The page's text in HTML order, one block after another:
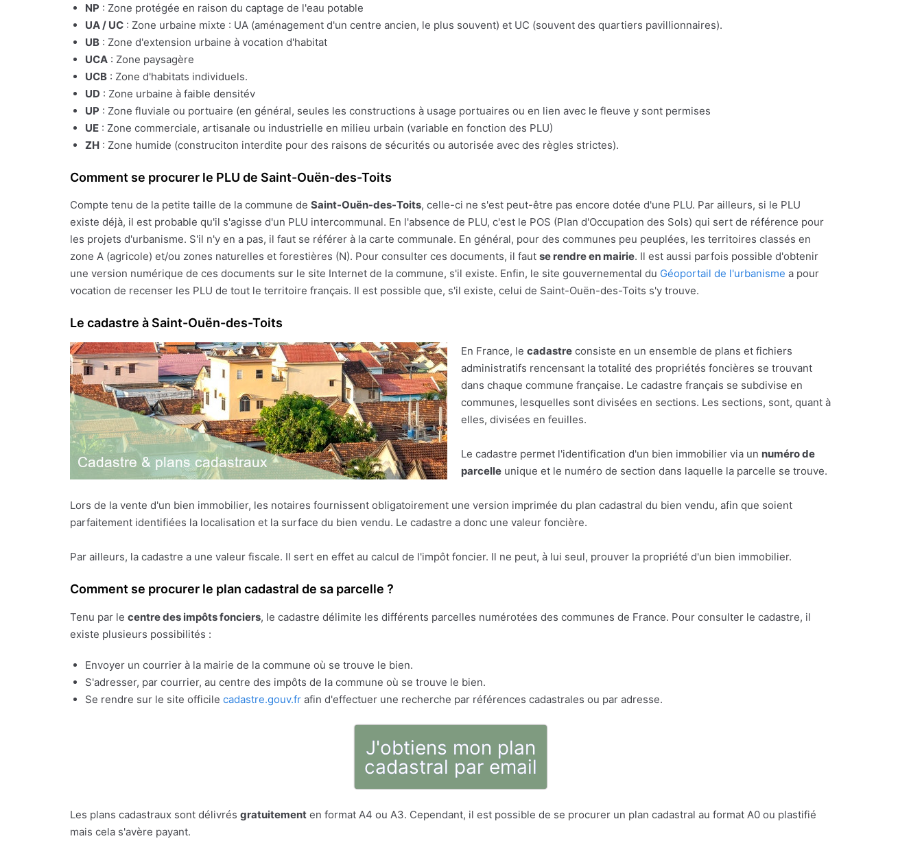
NP : Zone protégée en raison du captage de l'eau potable
UA / UC : Zone urbaine mixte : UA (aménagement d'un centre ancien, le plus souvent) et UC (souvent des quartiers pavillionnaires).
UB : Zone d'extension urbaine à vocation d'habitat
UCA : Zone paysagère
UCB : Zone d'habitats individuels.
UD : Zone urbaine à faible densitév
UP : Zone fluviale ou portuaire (en général, seules les constructions à usage portuaires ou en lien avec le fleuve y sont permises
UE : Zone commerciale, artisanale ou industrielle en milieu urbain (variable en fonction des PLU)
ZH : Zone humide (construciton interdite pour des raisons de sécurités ou autorisée avec des règles strictes).
Comment se procurer le PLU de Saint-Ouën-des-Toits
Compte tenu de la petite taille de la commune de Saint-Ouën-des-Toits, celle-ci ne s'est peut-être pas encore dotée d'une PLU. Par ailleurs, si le PLU
existe déjà, il est probable qu'il s'agisse d'un PLU intercommunal. En l'absence de PLU, c'est le POS (Plan d'Occupation des Sols) qui sert de référence pour
les projets d'urbanisme. S'il n'y en a pas, il faut se référer à la carte communale. En général, pour des communes peu peuplées, les territoires classés en
zone A (agricole) et/ou zones naturelles et forestières (N). Pour consulter ces documents, il faut se rendre en mairie. Il est aussi parfois possible d'obtenir
une version numérique de ces documents sur le site Internet de la commune, s'il existe. Enfin, le site gouvernemental du Géoportail de l'urbanisme a pour
vocation de recenser les PLU de tout le territoire français. Il est possible que, s'il existe, celui de Saint-Ouën-des-Toits s'y trouve.
Le cadastre à Saint-Ouën-des-Toits
En France, le cadastre consiste en un ensemble de plans et fichiers
administratifs rencensant la totalité des propriétés foncières se trouvant
dans chaque commune française. Le cadastre français se subdivise en
communes, lesquelles sont divisées en sections. Les sections, sont, quant à
elles, divisées en feuilles.
Le cadastre permet l'identification d'un bien immobilier via un numéro de
parcelle unique et le numéro de section dans laquelle la parcelle se trouve.
Lors de la vente d'un bien immobilier, les notaires fournissent obligatoirement une version imprimée du plan cadastral du bien vendu, afin que soient
parfaitement identifiées la localisation et la surface du bien vendu. Le cadastre a donc une valeur foncière.
Par ailleurs, la cadastre a une valeur fiscale. Il sert en effet au calcul de l'impôt foncier. Il ne peut, à lui seul, prouver la propriété d'un bien immobilier.
Comment se procurer le plan cadastral de sa parcelle ?
Tenu par le centre des impôts fonciers, le cadastre délimite les différents parcelles numérotées des communes de France. Pour consulter le cadastre, il
existe plusieurs possibilités :
Envoyer un courrier à la mairie de la commune où se trouve le bien.
S'adresser, par courrier, au centre des impôts de la commune où se trouve le bien.
Se rendre sur le site officile cadastre.gouv.fr afin d'effectuer une recherche par références cadastrales ou par adresse.
J'obtiens mon plan
cadastral par email
Les plans cadastraux sont délivrés gratuitement en format A4 ou A3. Cependant, il est possible de se procurer un plan cadastral au format A0 ou plastifié
mais cela s'avère payant.